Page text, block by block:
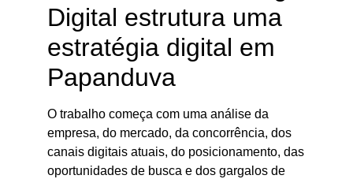
Digital estrutura uma
estratégia digital em
Papanduva
O trabalho começa com uma análise da
empresa, do mercado, da concorrência, dos
canais digitais atuais, do posicionamento, das
oportunidades de busca e dos gargalos de